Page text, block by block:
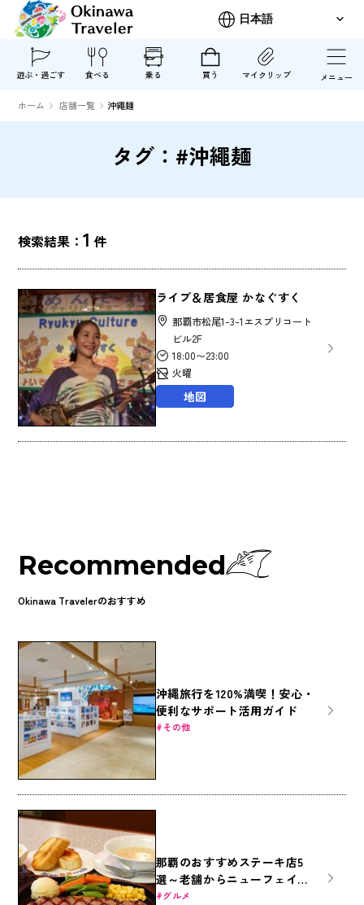
遊ぶ・過ごす 食べる 乗る 買う マイクリップ メニュー
ホーム 店舗一覧 沖繩麺
タグ：#沖繩麺
検索結果：1 件
ライブ＆居食屋 かなぐすく
那覇市松尾1-3-1エスプリコート
ビル2F
18:00〜23:00
火曜
地図
Recommended
Okinawa Travelerのおすすめ
沖縄旅行を120%満喫！安心・
便利なサポート活用ガイド
その他
那覇のおすすめステーキ店5
選～老舗からニューフェイス
まで～
グルメ